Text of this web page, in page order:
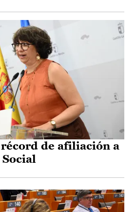
récord de afiliación a